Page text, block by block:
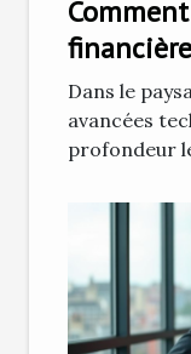
le
Dans le
avancées
profondeur